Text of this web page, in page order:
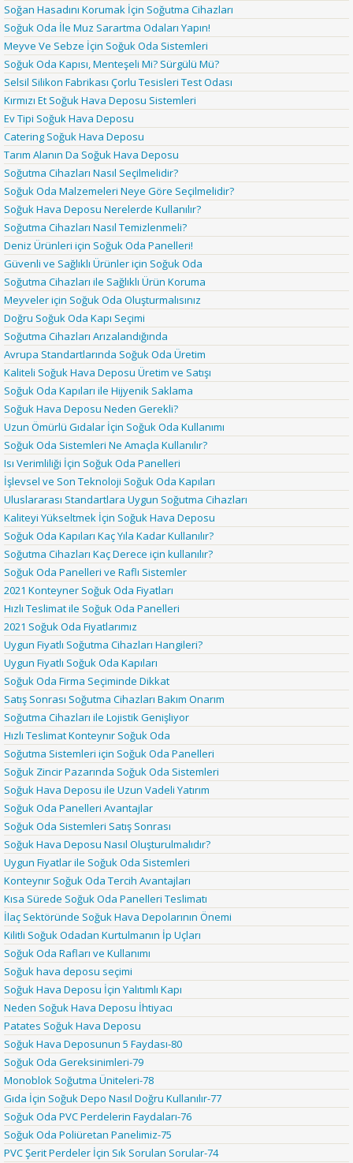
Soğan Hasadını Korumak İçin Soğutma Cihazları
Soğuk Oda İle Muz Sarartma Odaları Yapın!
Meyve Ve Sebze İçin Soğuk Oda Sistemleri
Soğuk Oda Kapısı, Menteşeli Mi? Sürgülü Mü?
Selsil Silikon Fabrikası Çorlu Tesisleri Test Odası
Kırmızı Et Soğuk Hava Deposu Sistemleri
Ev Tipi Soğuk Hava Deposu
Catering Soğuk Hava Deposu
Tarım Alanın Da Soğuk Hava Deposu
Soğutma Cihazları Nasıl Seçilmelidir?
Soğuk Oda Malzemeleri Neye Göre Seçilmelidir?
Soğuk Hava Deposu Nerelerde Kullanılır?
Soğutma Cihazları Nasıl Temizlenmeli?
Deniz Ürünleri için Soğuk Oda Panelleri!
Güvenli ve Sağlıklı Ürünler için Soğuk Oda
Soğutma Cihazları ile Sağlıklı Ürün Koruma
Meyveler için Soğuk Oda Oluşturmalısınız
Doğru Soğuk Oda Kapı Seçimi
Soğutma Cihazları Arızalandığında
Avrupa Standartlarında Soğuk Oda Üretim
Kaliteli Soğuk Hava Deposu Üretim ve Satışı
Soğuk Oda Kapıları ile Hijyenik Saklama
Soğuk Hava Deposu Neden Gerekli?
Uzun Ömürlü Gıdalar İçin Soğuk Oda Kullanımı
Soğuk Oda Sistemleri Ne Amaçla Kullanılır?
Isı Verimliliği İçin Soğuk Oda Panelleri
İşlevsel ve Son Teknoloji Soğuk Oda Kapıları
Uluslararası Standartlara Uygun Soğutma Cihazları
Kaliteyi Yükseltmek İçin Soğuk Hava Deposu
Soğuk Oda Kapıları Kaç Yıla Kadar Kullanılır?
Soğutma Cihazları Kaç Derece için kullanılır?
Soğuk Oda Panelleri ve Raflı Sistemler
2021 Konteyner Soğuk Oda Fiyatları
Hızlı Teslimat ile Soğuk Oda Panelleri
2021 Soğuk Oda Fiyatlarımız
Uygun Fiyatlı Soğutma Cihazları Hangileri?
Uygun Fiyatlı Soğuk Oda Kapıları
Soğuk Oda Firma Seçiminde Dikkat
Satış Sonrası Soğutma Cihazları Bakım Onarım
Soğutma Cihazları ile Lojistik Genişliyor
Hızlı Teslimat Konteynır Soğuk Oda
Soğutma Sistemleri için Soğuk Oda Panelleri
Soğuk Zincir Pazarında Soğuk Oda Sistemleri
Soğuk Hava Deposu ile Uzun Vadeli Yatırım
Soğuk Oda Panelleri Avantajlar
Soğuk Oda Sistemleri Satış Sonrası
Soğuk Hava Deposu Nasıl Oluşturulmalıdır?
Uygun Fiyatlar ile Soğuk Oda Sistemleri
Konteynır Soğuk Oda Tercih Avantajları
Kısa Sürede Soğuk Oda Panelleri Teslimatı
İlaç Sektöründe Soğuk Hava Depolarının Önemi
Kilitli Soğuk Odadan Kurtulmanın İp Uçları
Soğuk Oda Rafları ve Kullanımı
Soğuk hava deposu seçimi
Soğuk Hava Deposu İçin Yalıtımlı Kapı
Neden Soğuk Hava Deposu İhtiyacı
Patates Soğuk Hava Deposu
Soğuk Hava Deposunun 5 Faydası-80
Soğuk Oda Gereksinimleri-79
Monoblok Soğutma Üniteleri-78
Gıda İçin Soğuk Depo Nasıl Doğru Kullanılır-77
Soğuk Oda PVC Perdelerin Faydaları-76
Soğuk Oda Poliüretan Panelimiz-75
PVC Şerit Perdeler İçin Sık Sorulan Sorular-74